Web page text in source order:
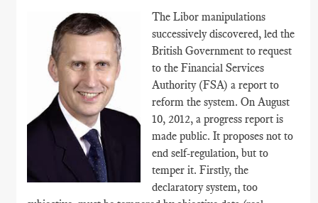
The Libor manipulations
successively discovered, led the
British Government to request
to the Financial Services
Authority (FSA) a report to
reform the system. On August
10, 2012, a progress report is
made public. It proposes not to
end self-regulation, but to
temper it. Firstly, the
declaratory system, too